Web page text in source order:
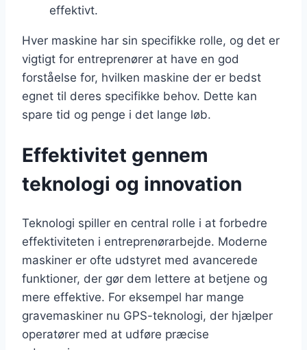
effektivt.
Hver maskine har sin specifikke rolle, og det er
vigtigt for entreprenører at have en god
forståelse for, hvilken maskine der er bedst
egnet til deres specifikke behov. Dette kan
spare tid og penge i det lange løb.
Effektivitet gennem
teknologi og innovation
Teknologi spiller en central rolle i at forbedre
effektiviteten i entreprenørarbejde. Moderne
maskiner er ofte udstyret med avancerede
funktioner, der gør dem lettere at betjene og
mere effektive. For eksempel har mange
gravemaskiner nu GPS-teknologi, der hjælper
operatører med at udføre præcise